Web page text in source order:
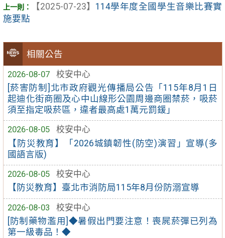
相關公告
2026-08-07
校安中心
[菸害防制]北市政府觀光傳播局公告「115年8月1日
起迪化街商圈及心中山線形公園周邊商圈禁菸，吸菸
須至指定吸菸區，違者最高處1萬元罰鍰」
2026-08-05
校安中心
【防災教育】「2026城鎮韌性(防空)演習」宣導(多
國語言版)
2026-08-05
校安中心
【防災教育】臺北市消防局115年8月份防溺宣導
2026-08-03
校安中心
[防制藥物濫用]◆暑假出門要注意！喪屍菸彈已列為
第一級毒品！◆
【2025-07-23】 114學年度全國學生音樂比賽實
施要點